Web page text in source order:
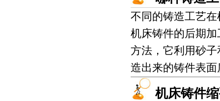
不同的铸造工艺
机床铸件的后期
方法，它利用砂
造出来的铸件表
机床铸件